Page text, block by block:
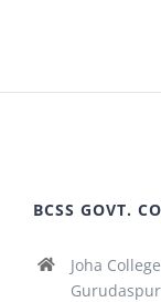
BCSS GOVT.
Joha